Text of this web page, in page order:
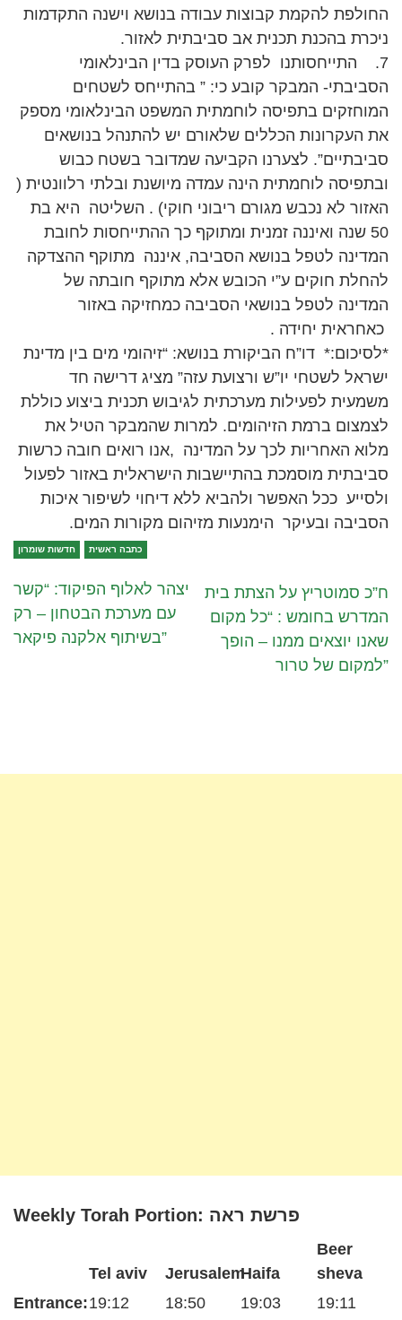
החולפת להקמת קבוצות עבודה בנושא וישנה התקדמות
ניכרת בהכנת תכנית אב סביבתית לאזור.
7. התייחסותנו לפרק העוסק בדין הבינלאומי
הסביבתי- המבקר קובע כי: ” בהתייחס לשטחים
המוחזקים בתפיסה לוחמתית המשפט הבינלאומי מספק
את העקרונות הכללים שלאורם יש להתנהל בנושאים
סביבתיים”. לצערנו הקביעה שמדובר בשטח כבוש
ובתפיסה לוחמתית הינה עמדה מיושנת ובלתי רלוונטית (
האזור לא נכבש מגורם ריבוני חוקי) . השליטה היא בת
50 שנה ואיננה זמנית ומתוקף כך ההתייחסות לחובת
המדינה לטפל בנושא הסביבה, איננה מתוקף ההצדקה
להחלת חוקים ע”י הכובש אלא מתוקף חובתה של
המדינה לטפל בנושאי הסביבה כמחזיקה באזור
כאחראית יחידה .
*לסיכום:* דו”ח הביקורת בנושא: “זיהומי מים בין מדינת
ישראל לשטחי יו”ש ורצועת עזה” מציג דרישה חד
משמעית לפעילות מערכתית לגיבוש תכנית ביצוע כוללת
לצמצום ברמת הזיהומים. למרות שהמבקר הטיל את
מלוא האחריות לכך על המדינה ,אנו רואים חובה כרשות
סביבתית מוסמכת בהתיישבות הישראלית באזור לפעול
ולסייע ככל האפשר ולהביא ללא דיחוי לשיפור איכות
הסביבה ובעיקר הימנעות מזיהום מקורות המים.
חדשות שומרון כתבה ראשית
יצהר לאלוף הפיקוד: “קשר
עם מערכת הבטחון – רק
בשיתוף אלקנה פיקאר”
ח”כ סמוטריץ על הצתת בית
המדרש בחומש : “כל מקום
שאנו יוצאים ממנו – הופך
למקום של טרור”
Weekly Torah Portion: פרשת ראה
Entrance:
Tel aviv
19:12
Jerusalem
18:50
Haifa
19:03
Beer
sheva
19:11